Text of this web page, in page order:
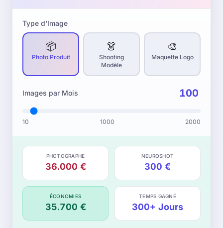
Type d'Image
📦
Photo Produit
👗
Shooting
Modèle
🎨
Maquette Logo
Images par Mois
10 1000 2000
PHOTOGRAPHE
36.000€
NEUROSHOT
300 €
ÉCONOMIES
35.700 €
TEMPS GAGNÉ
300+ Jours